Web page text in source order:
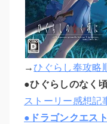
→ ひぐらし奉攻略
●ひぐらしのなく
ストーリー感想記
●ドラゴンクエス